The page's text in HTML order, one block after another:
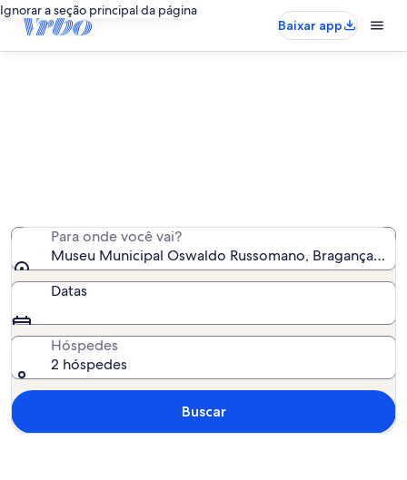
Ignorar a seção principal da página
Baixar app
Para onde você vai?
Museu Municipal Oswaldo Russomano, Bragança
Datas
Hóspedes
2 hóspedes
Buscar